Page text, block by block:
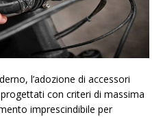
l’adozione di accessori
con criteri di massima
imprescindibile per